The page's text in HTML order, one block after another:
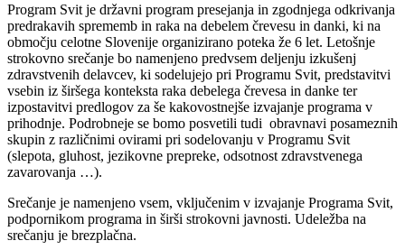
Program Svit je državni program presejanja in zgodnjega odkrivanja
predrakavih sprememb in raka na debelem črevesu in danki, ki na
območju celotne Slovenije organizirano poteka že 6 let. Letošnje
strokovno srečanje bo namenjeno predvsem deljenju izkušenj
zdravstvenih delavcev, ki sodelujejo pri Programu Svit, predstavitvi
vsebin iz širšega konteksta raka debelega črevesa in danke ter
izpostavitvi predlogov za še kakovostnejše izvajanje programa v
prihodnje. Podrobneje se bomo posvetili tudi obravnavi posameznih
skupin z različnimi ovirami pri sodelovanju v Programu Svit
(slepota, gluhost, jezikovne prepreke, odsotnost zdravstvenega
zavarovanja …).
Srečanje je namenjeno vsem, vključenim v izvajanje Programa Svit,
podpornikom programa in širši strokovni javnosti. Udeležba na
srečanju je brezplačna.